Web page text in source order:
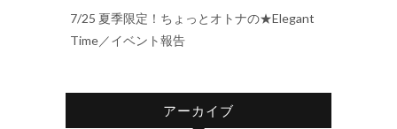
7/25 夏季限定！ちょっとオトナの★Elegant
Time／イベント報告
アーカイブ